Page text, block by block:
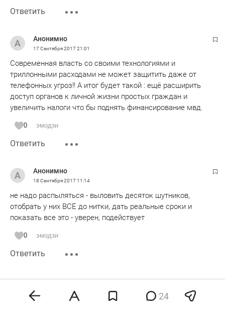
Ответить
Анонимно
17 Сентября 201721:01
Современная власть со своими технологиями и
триллонными расходами не может защитить даже от
телефонных угроз!! А итог будет такой : ещё расширить
доступ органов к личной жизни простых граждан и
увеличить налоги что бы поднять финансирование мвд.
0 эмодзи
Ответить
Анонимно
18 Сентября 201711:14
не надо распыляться - выловить десяток шутников,
отобрать у них ВСЕ до нитки, дать реальные сроки и
показать все это - уверен, подействует
0 эмодзи
Ответить
24